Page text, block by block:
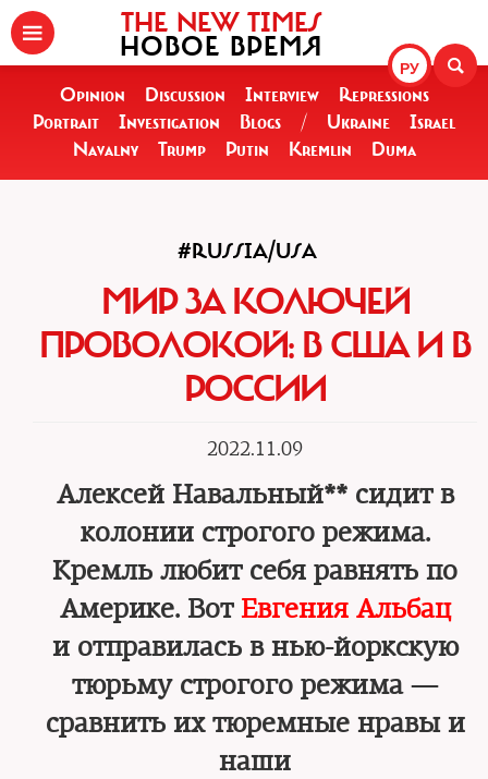
РУ
THE NEW TIMES
НОВОЕ ВРЕМЯ
Opinion Discussion Interview
Repressions
Portrait
Investigation Blogs / Ukraine
Israel
Navalny
Trump Putin Kremlin Duma
#RUSSIA/USA
МИР ЗА КОЛЮЧЕЙ
ПРОВОЛОКОЙ: В США И В
РОССИИ
2022.11.09
Алексей Навальный** сидит в
колонии строгого режима.
Кремль любит себя равнять по
Америке. Вот Евгения Альбац
и отправилась в нью-йоркскую
тюрьму строгого режима —
сравнить их тюремные нравы и
наши